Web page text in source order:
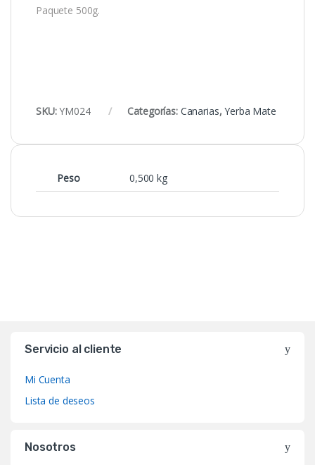
Paquete 500g.
SKU:YM024 Categorías: Canarias,Yerba Mate
Peso 0,500 kg
Servicio al cliente
Mi Cuenta
Lista de deseos
Nosotros